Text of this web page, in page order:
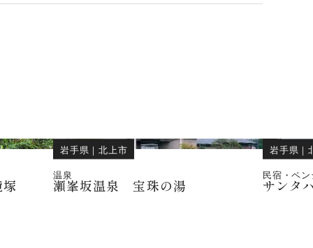
岩手県 ｜北上市
温泉
瀬峯坂温泉 宝珠の湯
岩手県 ｜
民宿・ペ
サンタ